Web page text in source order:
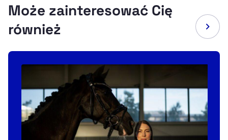
Może zainteresować Cię
również